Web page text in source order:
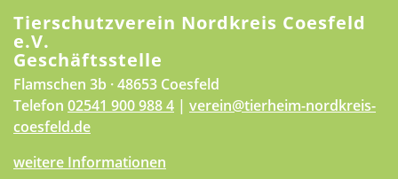
Tierschutzverein Nordkreis Coesfeld
e.V.
Geschäftsstelle
Flamschen 3b · 48653 Coesfeld
Telefon 02541 900 988 4 | verein@tierheim-nordkreis-
coesfeld.de
weitere Informationen